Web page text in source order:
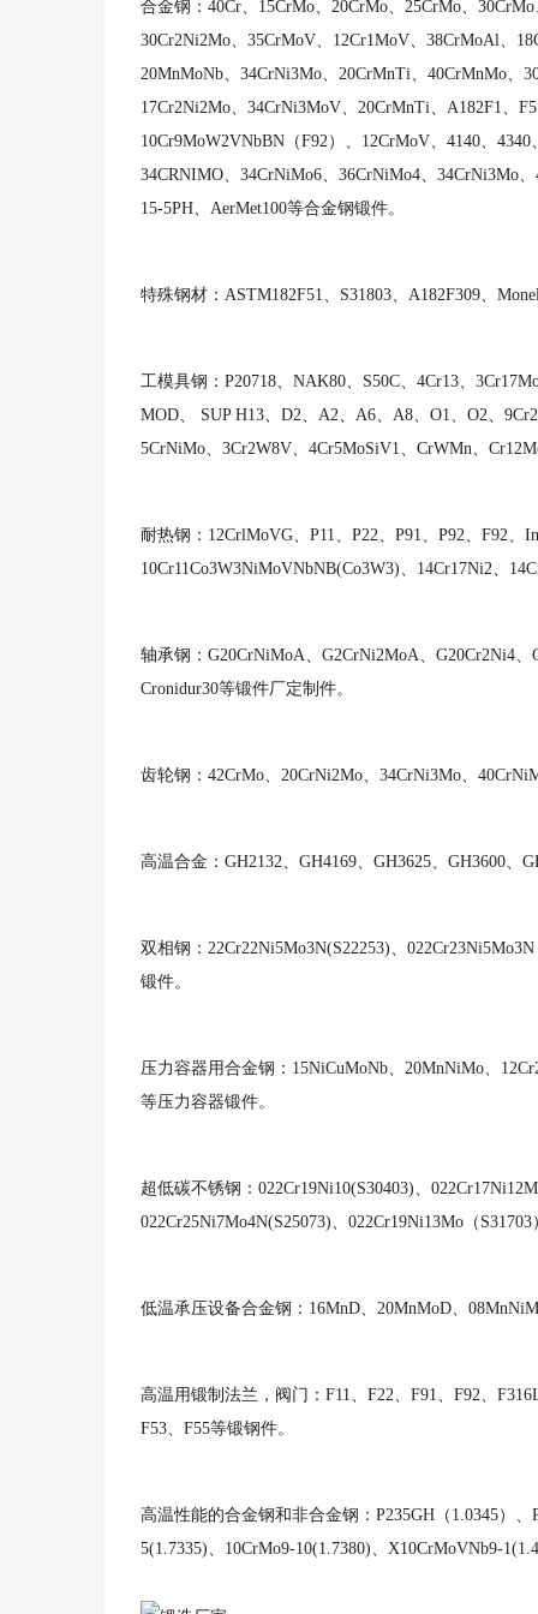
合金钢： 40Cr、15CrMo、20CrMo、25CrMo、
30Cr2Ni2Mo、35CrMoV、12Cr1MoV、38CrMoAl、
20MnMoNb、34CrNi3Mo、20CrMnTi、40CrMnMo、
17Cr2Ni2Mo、34CrNi3MoV、20CrMnTi、A182F1、
10Cr9MoW2VNbBN（F92）、12CrMoV、4140、
34CRNIMO、34CrNiMo6、36CrNiMo4、34CrNi3Mo
15-5PH、AerMet100等合金钢锻件。
特殊钢材： ASTM182F51、S31803、A182F309、
工模具钢： P20718、NAK80、S50C、4Cr13、
MOD、 SUP H13、D2、A2、A6、A8、O1、O2、
5CrNiMo、3Cr2W8V、4Cr5MoSiV1、CrWMn、
耐热钢： 12CrlMoVG、P11、P22、P91、P92、F92、
10Cr11Co3W3NiMoVNbNB(Co3W3)、14Cr17Ni2、
轴承钢： G20CrNiMoA、G2CrNi2MoA、G20Cr2Ni4
Cronidur30等锻件厂定制件。
齿轮钢： 42CrMo、20CrNi2Mo、34CrNi3Mo、
高温合金： GH2132、GH4169、GH3625、GH3600、
双相钢： 22Cr22Ni5Mo3N(S22253)、
锻件。
压力容器用合金钢： 15NiCuMoNb、20MnNiMo、
等压力容器锻件。
超低碳不锈钢： 022Cr19Ni10(S30403)、
022Cr25Ni7Mo4N(S25073)、022Cr19Ni13Mo（
低温承压设备合金钢： 16MnD、20MnMoD、
高温用锻制法兰，阀门： F11、F22、F91、F92、
F53、F55等锻钢件。
高温性能的合金钢和非合金钢： P235GH（1.0345）
5(1.7335)、10CrMo9-10(1.7380)、X10CrMoVNb9-